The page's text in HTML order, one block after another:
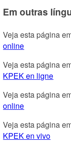
Em outras
Veja esta página
online
Veja esta página
KPEK en ligne
Veja esta página
online
Veja esta página
KPEK en vivo